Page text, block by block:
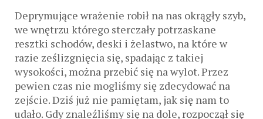
Deprymujące wrażenie robił na nas okrągły szyb,
we wnętrzu którego sterczały potrzaskane
resztki schodów, deski i żelastwo, na które w
razie ześlizgnięcia się, spadając z takiej
wysokości, można przebić się na wylot. Przez
pewien czas nie mogliśmy się zdecydować na
zejście. Dziś już nie pamiętam, jak się nam to
udało. Gdy znaleźliśmy się na dole, rozpoczął się